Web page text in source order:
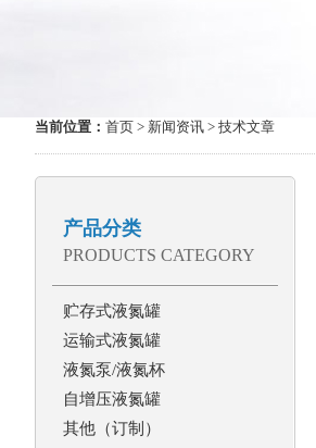
当前位置： 首页 > 新闻资讯 > 技术文章
产品分类
PRODUCTS CATEGORY
贮存式液氮罐
运输式液氮罐
液氮泵/液氮杯
自增压液氮罐
其他（订制）